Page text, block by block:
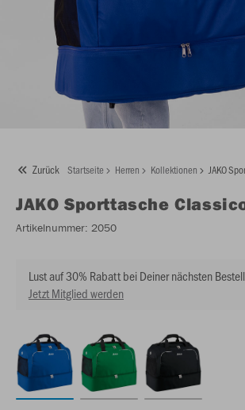
Zurück Startseite Herren Kollektionen JAKO
JAKO Sporttasche
Artikelnummer: 2050
Lust auf 30% Rabatt bei Deiner nächsten
Jetzt Mitglied werden